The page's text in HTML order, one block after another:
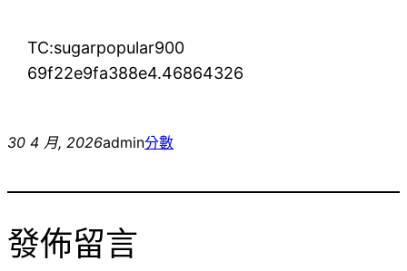
TC:sugarpopular900
69f22e9fa388e4.46864326
30 4 月, 2026admin分數
發佈留言